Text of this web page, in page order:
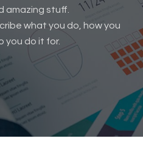
amazing stuff.
what you do, how you
you do it for.